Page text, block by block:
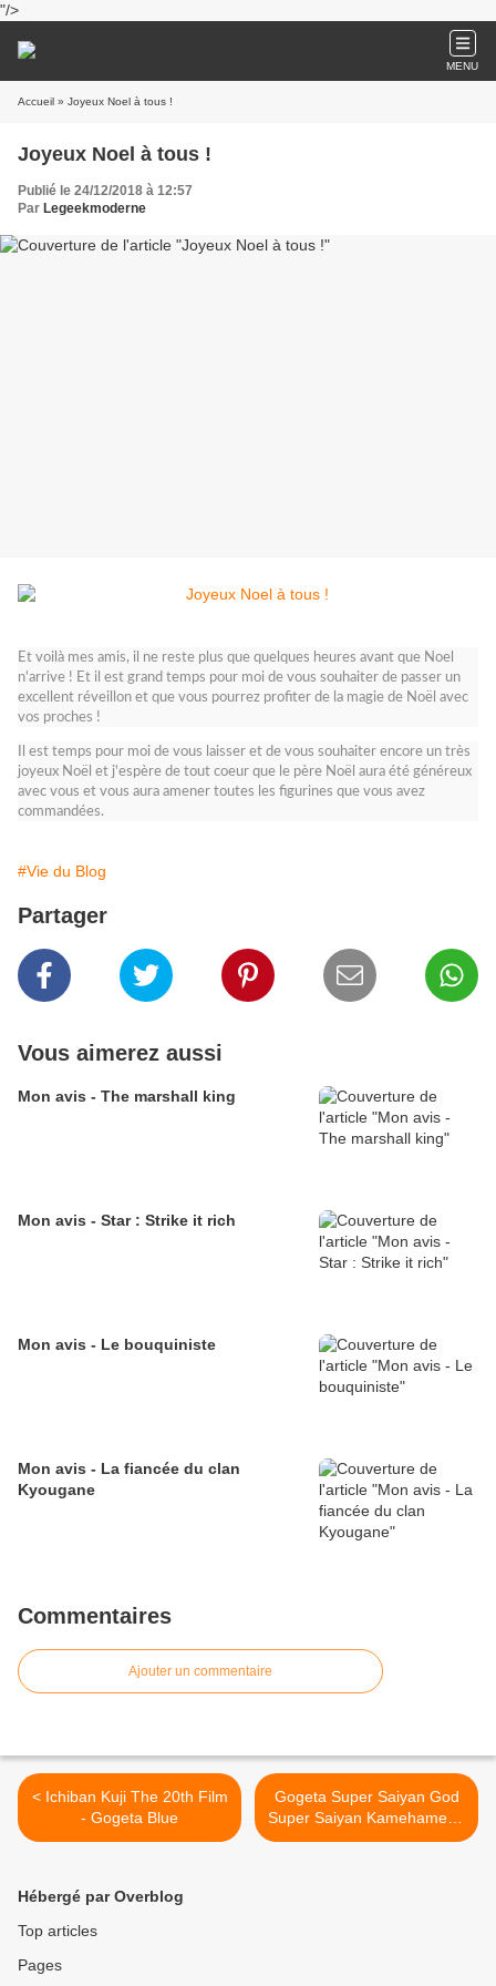
"/>
MENU
Accueil » Joyeux Noel à tous !
Joyeux Noel à tous !
Publié le 24/12/2018 à 12:57
Par Legeekmoderne
Et voilà mes amis, il ne reste plus que quelques heures avant que Noel
n'arrive ! Et il est grand temps pour moi de vous souhaiter de passer un
excellent réveillon et que vous pourrez profiter de la magie de Noël avec
vos proches !
Il est temps pour moi de vous laisser et de vous souhaiter encore un très
joyeux Noël et j'espère de tout coeur que le père Noël aura été généreux
avec vous et vous aura amener toutes les figurines que vous avez
commandées.
#Vie du Blog
Partager
Vous aimerez aussi
Mon avis - The marshall king
Mon avis - Star : Strike it rich
Mon avis - Le bouquiniste
Mon avis - La fiancée du clan
Kyougane
Commentaires
Ajouter un commentaire
< Ichiban Kuji The 20th Film
- Gogeta Blue
Gogeta Super Saiyan God
Super Saiyan Kamehameha
>
Hébergé par Overblog
Top articles
Pages